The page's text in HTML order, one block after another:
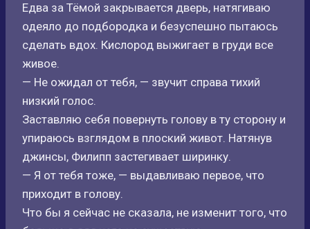
Едва за Тёмой закрывается дверь, натягиваю
одеяло до подбородка и безуспешно пытаюсь
сделать вдох. Кислород выжигает в груди все
живое.
— Не ожидал от тебя, — звучит справа тихий
низкий голос.
Заставляю себя повернуть голову в ту сторону и
упираюсь взглядом в плоский живот. Натянув
джинсы, Филипп застегивает ширинку.
— Я от тебя тоже, — выдавливаю первое, что
приходит в голову.
Что бы я сейчас не сказала, не изменит того, что